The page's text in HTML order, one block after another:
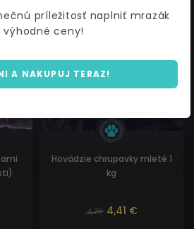
Hovädzie chrupavky mleté 1
kg
4,79 4,41 €
AKCIA
príležitosť naplniť mrazák
výhodné ceny!
A NAKUPUJ TERAZ!